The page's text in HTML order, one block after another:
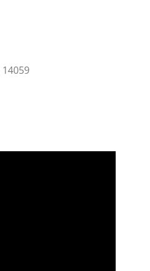
14059